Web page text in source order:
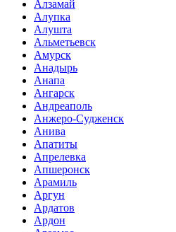
Алзамай
Алупка
Алушта
Альметьевск
Амурск
Анадырь
Анапа
Ангарск
Андреаполь
Анжеро-Судженск
Анива
Апатиты
Апрелевка
Апшеронск
Арамиль
Аргун
Ардатов
Ардон